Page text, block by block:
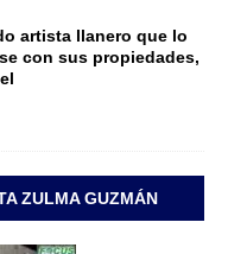
artista llanero que lo
con sus propiedades,
ZULMA GUZMÁN